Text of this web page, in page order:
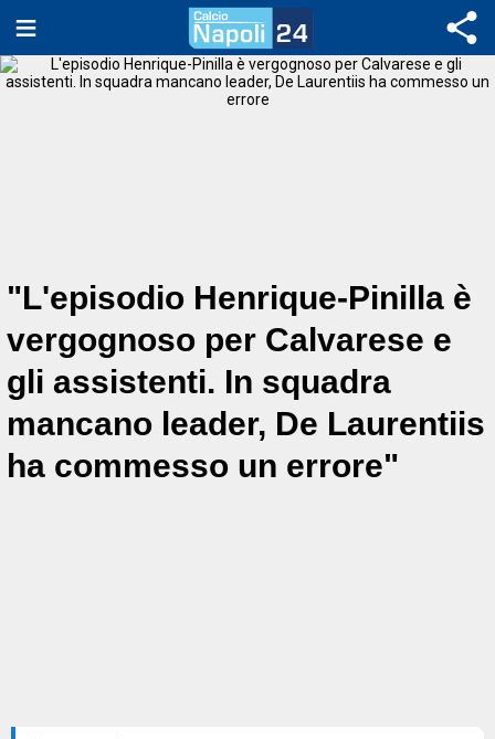
"L'episodio Henrique-Pinilla è
vergognoso per Calvarese e
gli assistenti. In squadra
mancano leader, De Laurentiis
ha commesso un errore"